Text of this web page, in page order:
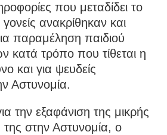
που μεταδίδει το
ανακρίθηκαν και
παραμέληση παιδιού
κατά τρόπο που τίθεται η
και για ψευδείς
Αστυνομία.
την εξαφάνιση της μικρής
στην Αστυνομία, ο